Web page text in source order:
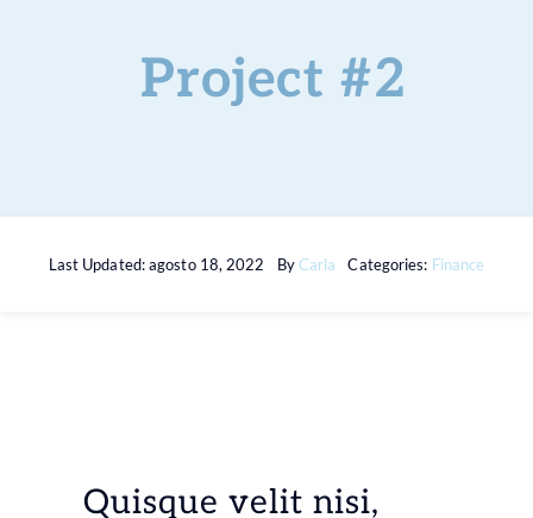
Preguntas
Blog
Project #2
Last Updated: agosto 18, 2022 ByCarla Categories: Finance
Quisque velit nisi,